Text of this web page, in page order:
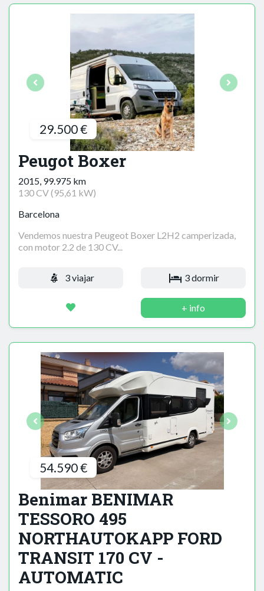
29.500 €
Peugot Boxer
2015, 99.975 km
130 CV (95,61 kW)
Barcelona
Vendemos nuestra Peugeot Boxer L2H2 camperizada,
con motor 2.2 de 130 CV...
3 viajar 3 dormir
+ info
54.590 €
Benimar BENIMAR
TESSORO 495
NORTHAUTOKAPP FORD
TRANSIT 170 CV -
AUTOMATIC